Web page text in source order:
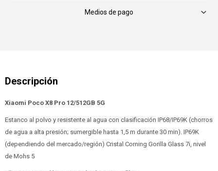
Medios de pago
Xiaomi Poco X8 Pro 12/512GB 5G
Estanco al polvo y resistente al agua con clasificación IP68/IP69K (chorros
de agua a alta presión; sumergible hasta 1,5 m durante 30 min). IP69K
(dependiendo del mercado/región) Cristal Corning Gorilla Glass 7i, nivel
de Mohs 5